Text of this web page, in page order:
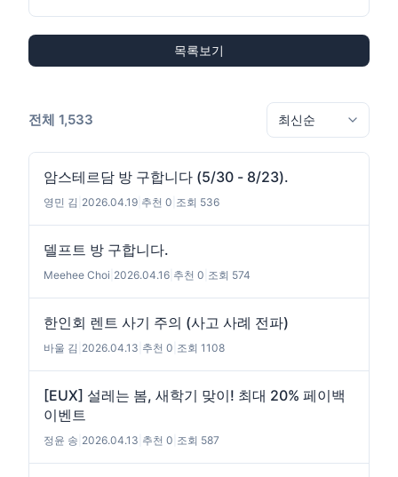
목록보기
전체 1,533
암스테르담 방 구합니다 (5/30 - 8/23).
영민 김 2026.04.19 추천 0 조회 536
델프트 방 구합니다.
Meehee Choi 2026.04.16 추천 0 조회 574
한인회 렌트 사기 주의 (사고 사례 전파)
바울 김 2026.04.13 추천 0 조회 1108
[EUX] 설레는 봄, 새학기 맞이! 최대 20% 페이백
이벤트
정윤 송 2026.04.13 추천 0 조회 587